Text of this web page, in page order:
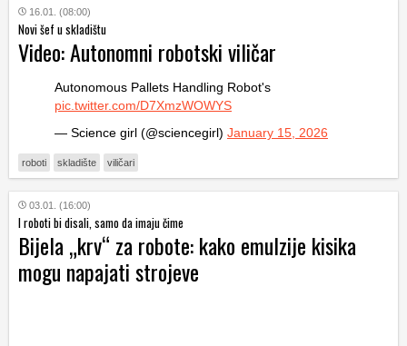
16.01. (08:00)
Novi šef u skladištu
Video: Autonomni robotski viličar
Autonomous Pallets Handling Robot's
pic.twitter.com/D7XmzWOWYS
— Science girl (@sciencegirl) January 15, 2026
roboti skladište viličari
03.01. (16:00)
I roboti bi disali, samo da imaju čime
Bijela „krv“ za robote: kako emulzije kisika
mogu napajati strojeve